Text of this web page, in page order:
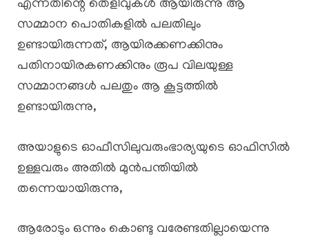
എന്നതിന്റെ തെളിവുകൾ ആയിരുന്നു ആ
സമ്മാന പൊതികളിൽ പലതിലും
ഉണ്ടായിരുന്നത്, ആയിരക്കണക്കിനും
പതിനായിരകണക്കിനും രൂപ വിലയുള്ള
സമ്മാനങ്ങൾ പലതും ആ കൂട്ടത്തിൽ
ഉണ്ടായിരുന്നു,
അയാളുടെ ഓഫീസിലുവരുംഭാര്യയുടെ ഓഫിസിൽ
ഉള്ളവരും അതിൽ മുൻപന്തിയിൽ
തന്നെയായിരുന്നു,
ആരോടും ഒന്നും കൊണ്ടു വരേണ്ടതില്ലായെന്നു